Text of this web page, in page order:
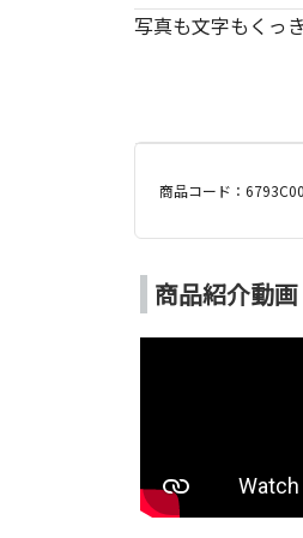
写真も文字もくっ
商品コード：
商品紹介動画